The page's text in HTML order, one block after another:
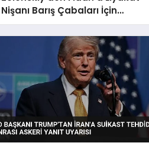
Nişanı Barış Çabaları İçin
Türkiye’ye Teşekkür